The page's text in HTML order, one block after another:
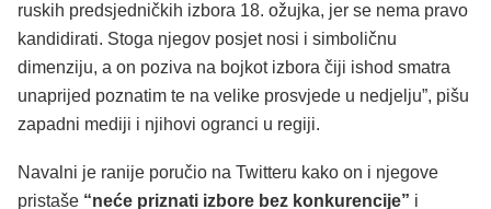
ruskih predsjedničkih izbora 18. ožujka, jer se nema pravo
kandidirati. Stoga njegov posjet nosi i simboličnu
dimenziju, a on poziva na bojkot izbora čiji ishod smatra
unaprijed poznatim te na velike prosvjede u nedjelju”, pišu
zapadni mediji i njihovi ogranci u regiji.
Navalni je ranije poručio na Twitteru kako on i njegove
pristaše “neće priznati izbore bez konkurencije” i